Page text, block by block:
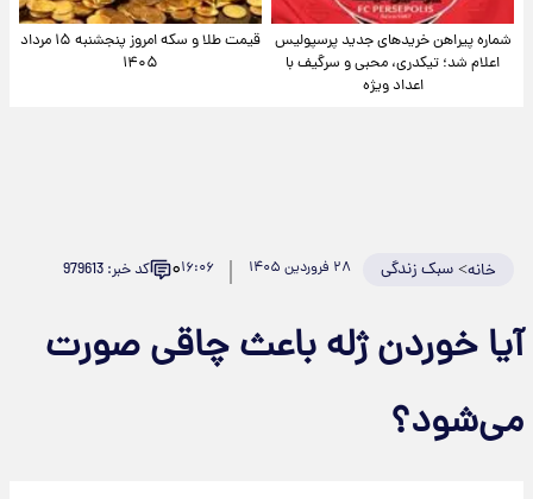
شماره پیراهن خریدهای جدید پرسپولیس
اعلام شد؛ تیکدری، محبی و سرگیف با
اعداد ویژه
قیمت طلا و سکه امروز پنجشنبه ۱۵ مرداد
۱۴۰۵
خانه>سبک زندگی ۲۸ فروردین ۱۴۰۵ ۱۶:۰۶۰ کد خبر: 979613
آیا خوردن ژله باعث چاقی صورت
می‌شود؟